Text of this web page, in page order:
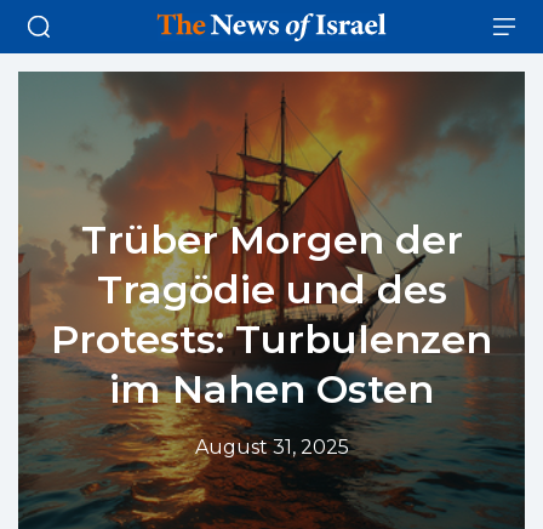
Trüber Morgen der
Tragödie und des
Protests: Turbulenzen
im Nahen Osten
August 31, 2025